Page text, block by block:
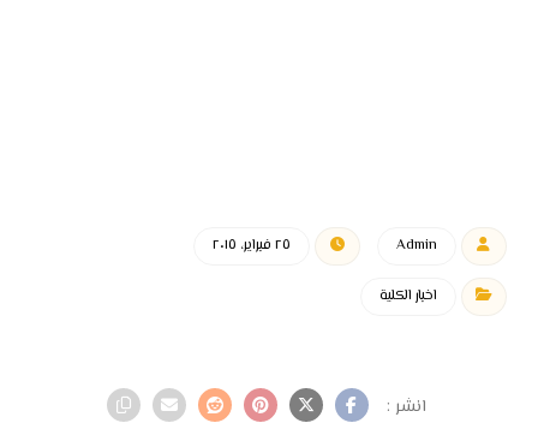
Admin ٢٥ فبراير، ٢٠١٥
اخبار الكلية